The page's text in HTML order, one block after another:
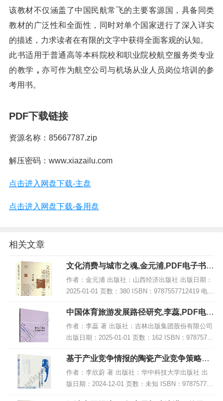
该教材不仅涵盖了中国民航常飞的主要客源国，具备同类
教材的广泛性和全面性，同时对单个国家进行了深入详实
的描述，力求读者在有限的文字中获得全面客观的认知。
此书适用于普通高等本科院校和职业院校航空服务类专业
的教学 ， 亦可作为航空公司与机场从业人员岗位培训的参
考用书。
PDF下载链接
资源名称：85667787.zip
解压密码：www.xiazailu.com
点击进入网盘下载-主盘
点击进入网盘下载-备用盘
相关文章
文化消费与城市之魂,金元浦,PDF电子书下
载,网盘资源
作者：金元浦 出版社：山西经济出版社 出版日期：
2025-01-01 页数：380 ISBN：9787557712419 电子
书大小：204MB [高清扫描版PDF格式] 内容简介 该
著作《...
中国体育旅游发展路径研究,李蕊,PDF电子
书下载,网盘资源
作者：李蕊 著 出版社：吉林出版集团股份有限公司
出版日期：2025-01-01 页数：162 ISBN：97875731
56983 电子书大小：239MB [高清扫描版PDF格式]
内容简...
基于产业竞争情报的陶瓷产业竞争策略研
究,PDF电子书下载
作者：李欣蔚 著 出版社：华中科技大学出版社 出
版日期：2024-12-01 页数：未知 ISBN：978757721
4054 电子书大小：257MB [高清扫描版PDF格式] 内